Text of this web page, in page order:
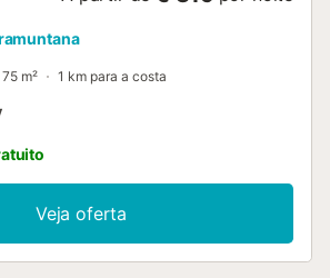
75 m² 1 km para a costa
Veja oferta